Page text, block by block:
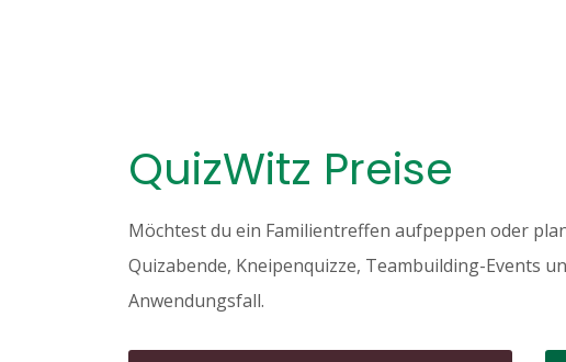
QuizWitz Preise
Möchtest du ein Familientreffen aufpeppen oder
Quizabende, Kneipenquizze, Teambuilding-Events
Anwendungsfall.